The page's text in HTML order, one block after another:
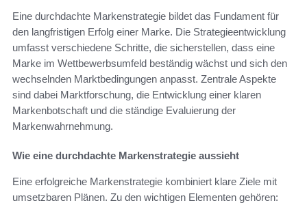
Eine durchdachte Markenstrategie bildet das Fundament für
den langfristigen Erfolg einer Marke. Die Strategieentwicklung
umfasst verschiedene Schritte, die sicherstellen, dass eine
Marke im Wettbewerbsumfeld beständig wächst und sich den
wechselnden Marktbedingungen anpasst. Zentrale Aspekte
sind dabei Marktforschung, die Entwicklung einer klaren
Markenbotschaft und die ständige Evaluierung der
Markenwahrnehmung.
Wie eine durchdachte Markenstrategie aussieht
Eine erfolgreiche Markenstrategie kombiniert klare Ziele mit
umsetzbaren Plänen. Zu den wichtigen Elementen gehören: